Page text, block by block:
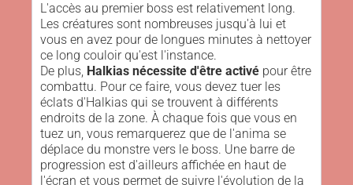
L'accès au premier boss est relativement long.
Les créatures sont nombreuses jusqu'à lui et
vous en avez pour de longues minutes à nettoyer
ce long couloir qu'est l'instance.
De plus, Halkias nécessite d'être activé pour être
combattu. Pour ce faire, vous devez tuer les
éclats d'Halkias qui se trouvent à différents
endroits de la zone. À chaque fois que vous en
tuez un, vous remarquerez que de l'anima se
déplace du monstre vers le boss. Une barre de
progression est d'ailleurs affichée en haut de
l'écran et vous permet de suivre l'évolution de la